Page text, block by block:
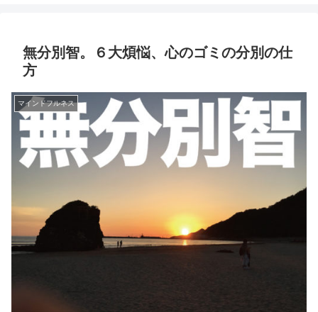
無分別智。６大煩悩、心のゴミの分別の仕
方
マインドフルネス